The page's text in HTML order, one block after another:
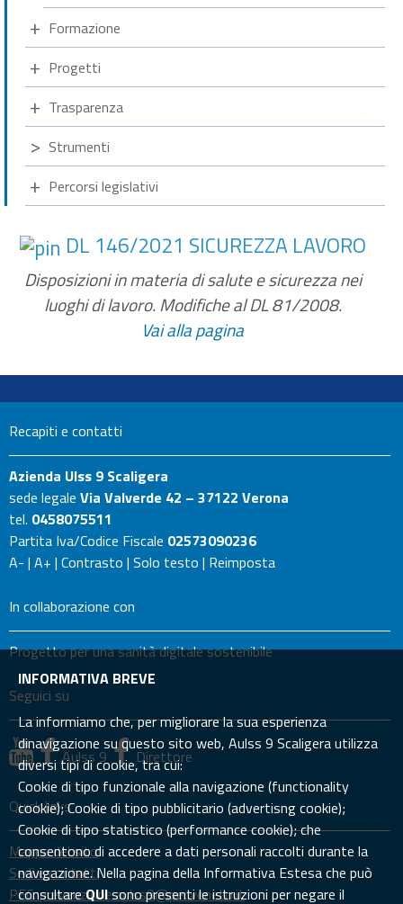
Formazione
Progetti
Trasparenza
Strumenti
Percorsi legislativi
DL 146/2021 SICUREZZA LAVORO
Disposizioni in materia di salute e sicurezza nei
luoghi di lavoro. Modifiche al DL 81/2008.
Vai alla pagina
Recapiti e contatti
Azienda Ulss 9 Scaligera
sede legale Via Valverde 42 – 37122 Verona
tel. 0458075511
Partita Iva/Codice Fiscale 02573090236
A- | A+ | Contrasto | Solo testo | Reimposta
In collaborazione con
Progetto per una sanità digitale sostenibile
Seguici su
Aulss 9 Direttore
Quick links
Mappa del sito
Sedi e contatti
PEC: prevenzione.aulss9@pecveneto.it
INFORMATIVA BREVE
La informiamo che, per migliorare la sua esperienza
dinavigazione su questo sito web, Aulss 9 Scaligera utilizza
diversi tipi di cookie, tra cui:
Cookie di tipo funzionale alla navigazione (functionality
cookie); Cookie di tipo pubblicitario (advertisng cookie);
Cookie di tipo statistico (performance cookie); che
consentono di accedere a dati personali raccolti durante la
navigazione. Nella pagina della Informativa Estesa che può
consultareQUIsono presenti le istruzioni per negare il